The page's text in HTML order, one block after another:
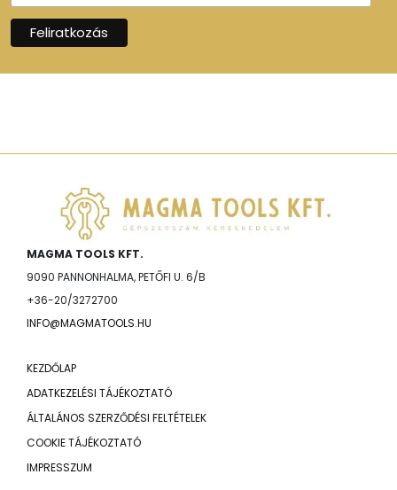
MAGMA TOOLS KFT.
9090 PANNONHALMA, PETŐFI U. 6/B
+36-20/3272700
INFO@MAGMATOOLS.HU
KEZDŐLAP
ADATKEZELÉSI TÁJÉKOZTATÓ
ÁLTALÁNOS SZERZŐDÉSI FELTÉTELEK
COOKIE TÁJÉKOZTATÓ
IMPRESSZUM